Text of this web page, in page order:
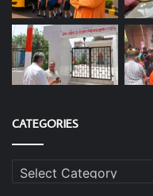
CATEGORIES
Categories